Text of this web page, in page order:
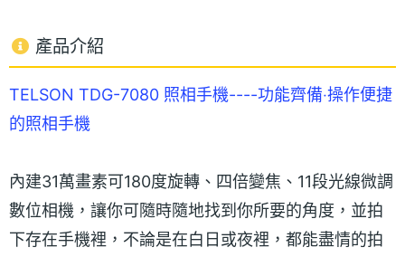
產品介紹
TELSON TDG-7080 照相手機----功能齊備‧操作便捷
的照相手機
內建31萬畫素可180度旋轉、四倍變焦、11段光線微調
數位相機，讓你可隨時隨地找到你所要的角度，並拍
下存在手機裡，不論是在白日或夜裡，都能盡情的拍